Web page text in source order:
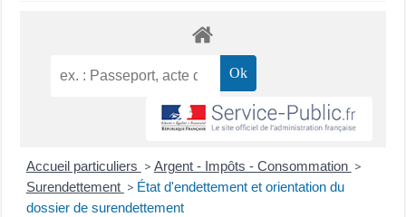
Accueil particuliers > Argent - Impôts - Consommation >
Surendettement > État d'endettement et orientation du
dossier de surendettement